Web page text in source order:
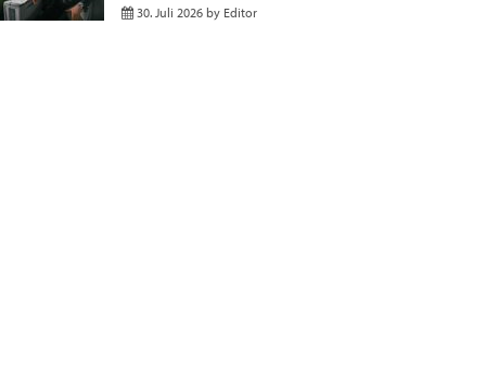
30. Juli 2026 by Editor